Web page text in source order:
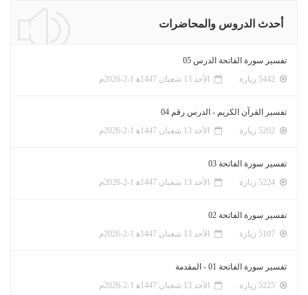
أحدث الدروس والمحاضرات
تفسير سورة الفاتحة الدرس 05
الأحد 13 شعبان 1447ﻫ 1-2-2026م
تفسير القرآن الكريم - الدرس رقم 04
الأحد 13 شعبان 1447ﻫ 1-2-2026م
تفسير سورة الفاتحة 03
الأحد 13 شعبان 1447ﻫ 1-2-2026م
تفسير سورة الفاتحة 02
الأحد 13 شعبان 1447ﻫ 1-2-2026م
تفسير سورة الفاتحة 01 - المقدمة
الأحد 13 شعبان 1447ﻫ 1-2-2026م